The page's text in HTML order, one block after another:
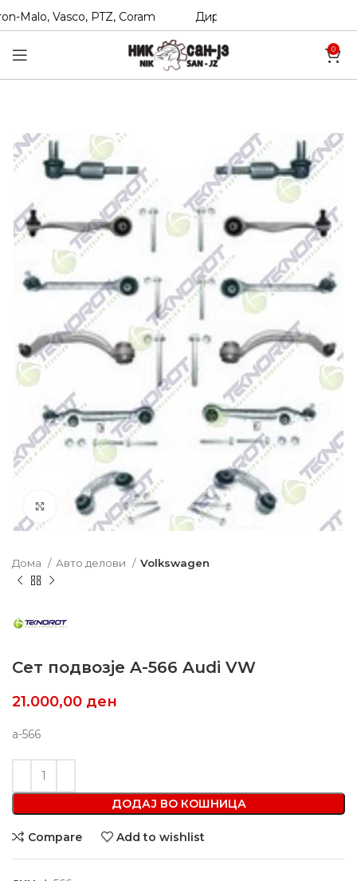
Vasco, PTZ, Coram Директни увозници на
0
Click to enlarge
Дома Авто делови Volkswagen
Сет подвозје A-566 Audi VW
21.000,00 ден
a-566
ДОДАЈ ВО КОШНИЦА
Compare Add to wishlist